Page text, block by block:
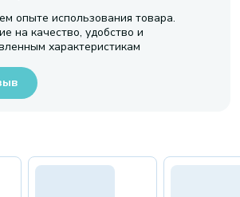
опыте использования товара.
на качество, удобство и
характеристикам